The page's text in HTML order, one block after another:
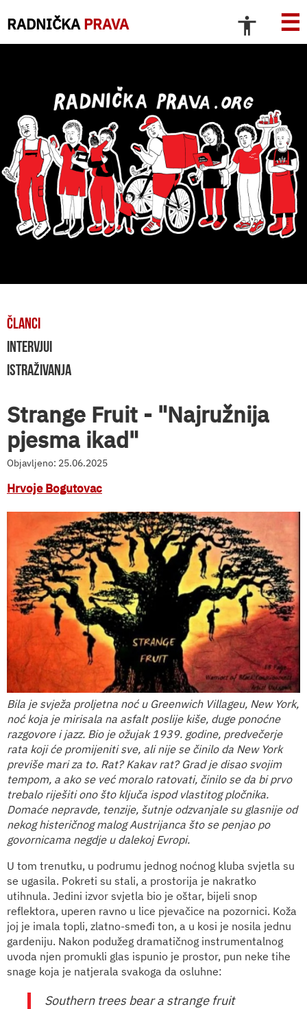
RADNIČKA PRAVA ☰
ČLANCI
INTERVJUI
ISTRAŽIVANJA
Strange Fruit - "Najružnija
pjesma ikad"
Objavljeno: 25.06.2025
Hrvoje Bogutovac
Bila je svježa proljetna noć u Greenwich Villageu, New York,
noć koja je mirisala na asfalt poslije kiše, duge ponoćne
razgovore i jazz. Bio je ožujak 1939. godine, predvečerje
rata koji će promijeniti sve, ali nije se činilo da New York
previše mari za to. Rat? Kakav rat? Grad je disao svojim
tempom, a ako se već moralo ratovati, činilo se da bi prvo
trebalo riješiti ono što ključa ispod vlastitog pločnika.
Domaće nepravde, tenzije, šutnje odzvanjale su glasnije od
nekog histeričnog malog Austrijanca što se penjao po
govornicama negdje u dalekoj Evropi.
U tom trenutku, u podrumu jednog noćnog kluba svjetla su
se ugasila. Pokreti su stali, a prostorija je nakratko
utihnula. Jedini izvor svjetla bio je oštar, bijeli snop
reflektora, uperen ravno u lice pjevačice na pozornici. Koža
joj je imala topli, zlatno-smeđi ton, a u kosi je nosila jednu
gardeniju. Nakon podužeg dramatičnog instrumentalnog
uvoda njen promukli glas ispunio je prostor, pun neke tihe
snage koja je natjerala svakoga da osluhne:
Southern trees bear a strange fruit